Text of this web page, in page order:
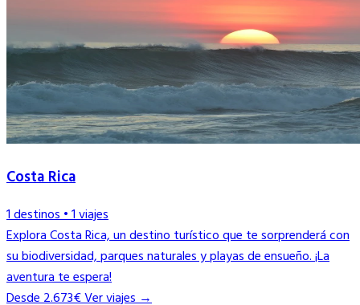
Costa Rica
1 destinos•1 viajes
Explora Costa Rica, un destino turístico que te sorprenderá con
su biodiversidad, parques naturales y playas de ensueño. ¡La
aventura te espera!
Desde 2.673€Ver viajes →